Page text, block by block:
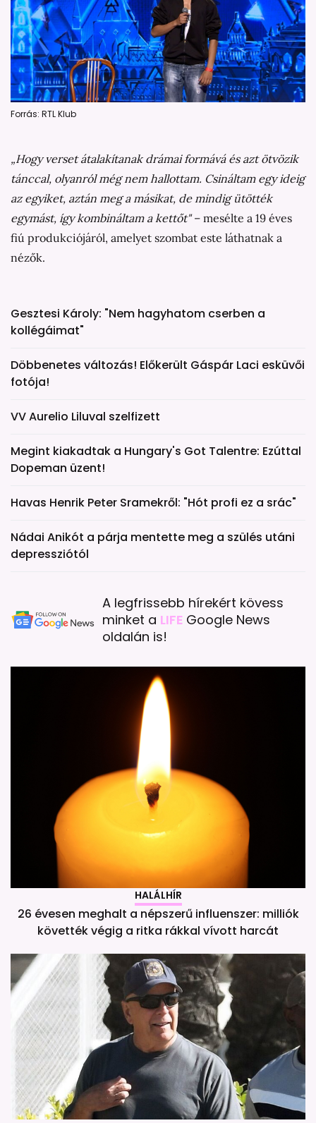
Forrás: RTL Klub
„Hogy verset átalakítanak drámai formává és azt ötvözik
tánccal, olyanról még nem hallottam. Csináltam egy ideig
az egyiket, aztán meg a másikat, de mindig ütötték
egymást, így kombináltam a kettőt"– mesélte a 19 éves
fiú produkciójáról, amelyet szombat este láthatnak a
nézők.
Gesztesi Károly: "Nem hagyhatom cserben a
kollégáimat"
Döbbenetes változás! Előkerült Gáspár Laci esküvői
fotója!
VV Aurelio Liluval szelfizett
Megint kiakadtak a Hungary's Got Talentre: Ezúttal
Dopeman üzent!
Havas Henrik Peter Sramekről: "Hót profi ez a srác"
Nádai Anikót a párja mentette meg a szülés utáni
depressziótól
A legfrissebb hírekért kövess
minket a LIFE Google News
oldalán is!
HALÁLHÍR
26 évesen meghalt a népszerű influenszer: milliók
követték végig a ritka rákkal vívott harcát